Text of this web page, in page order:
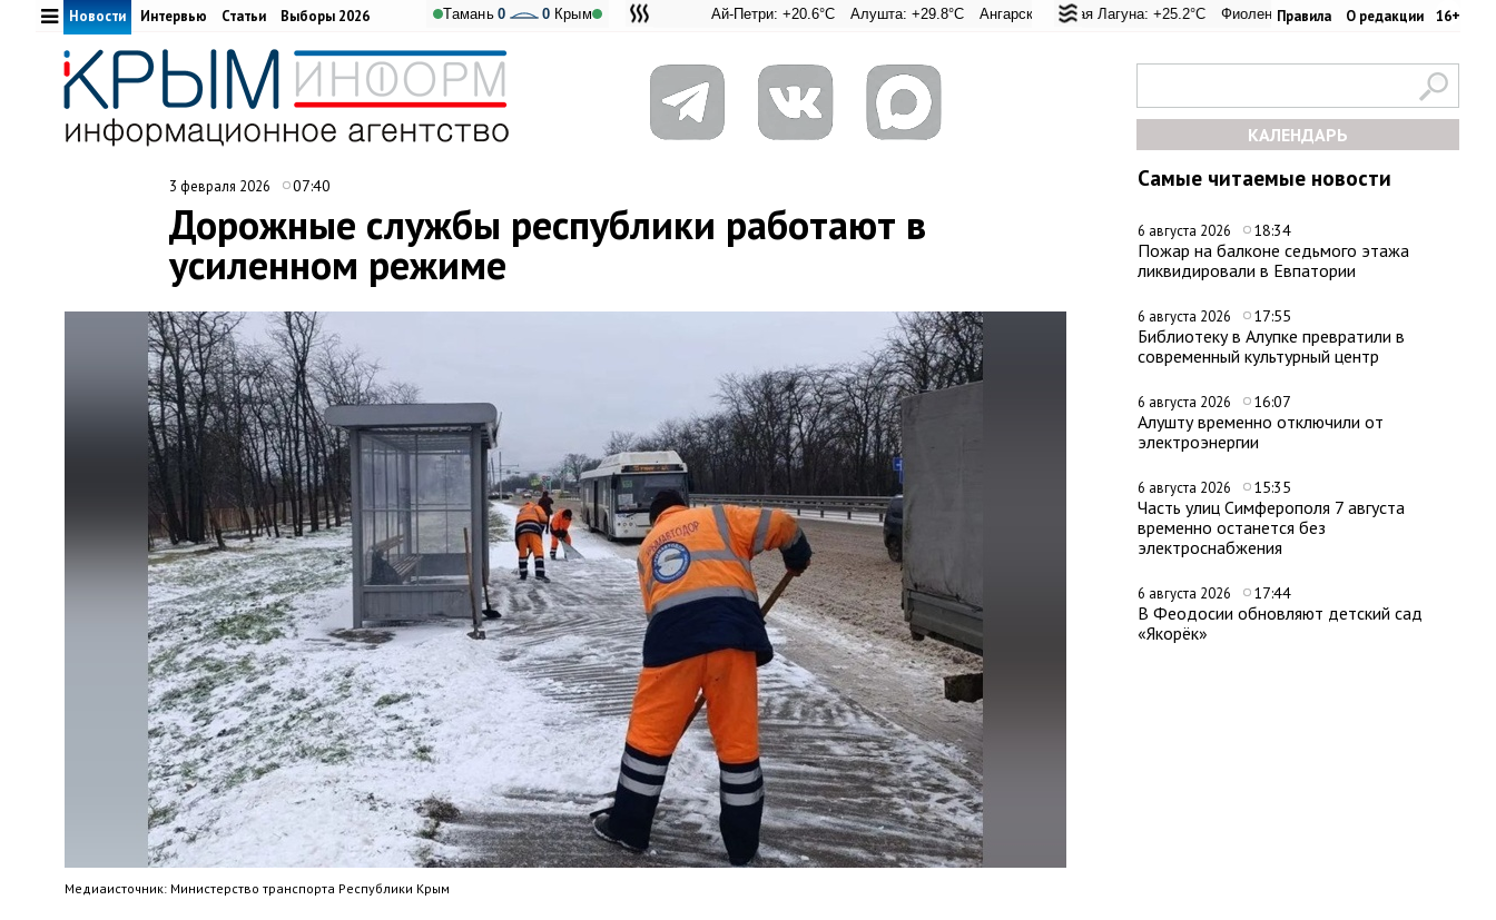
Правила О редакции 16+
Адмиральская Лагуна: +25.2°C Фиолент: +25.4°C Казачья бухта: +25.4°C
Ай-Петри: +20.6°C Алушта: +29.8°C Ангарский перевал: +25.1°C Евпатория: +27.2°C Керчь: +28.5°C Никитский сад:
Тамань 0 0 Крым
Новости Интервью Статьи Выборы 2026
КАЛЕНДАРЬ
Самые читаемые новости
6 августа 2026 18:34
Пожар на балконе седьмого этажа
ликвидировали в Евпатории
6 августа 2026 17:55
Библиотеку в Алупке превратили в
современный культурный центр
6 августа 2026 16:07
Алушту временно отключили от
электроэнергии
6 августа 2026 15:35
Часть улиц Симферополя 7 августа
временно останется без
электроснабжения
6 августа 2026 17:44
В Феодосии обновляют детский сад
«Якорёк»
3 февраля 2026 07:40
Дорожные службы республики работают в
усиленном режиме
Медиaисточник: Министерство транспорта Республики Крым